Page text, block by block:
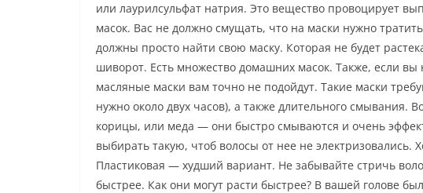
или лаурилсульфат натрия. Это вещество провоцирует
масок. Вас не должно смущать, что на маски нужно
должны просто найти свою маску. Которая не будет
шиворот. Есть множество домашних масок. Также, если вы
масляные маски вам точно не подойдут. Такие маски
нужно около двух часов), а также длительного смывания.
корицы, или меда — они быстро смываются и очень
выбирать такую, чтоб волосы от нее не электризовались.
Пластиковая — худший вариант. Не забывайте стричь
быстрее. Как они могут расти быстрее? В вашей голове